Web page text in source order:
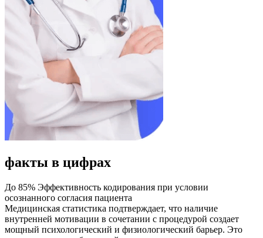
факты в цифрах
До 85% Эффективность кодирования при условии
осознанного согласия пациента
Медицинская статистика подтверждает, что наличие
внутренней мотивации в сочетании с процедурой создает
мощный психологический и физиологический барьер. Это